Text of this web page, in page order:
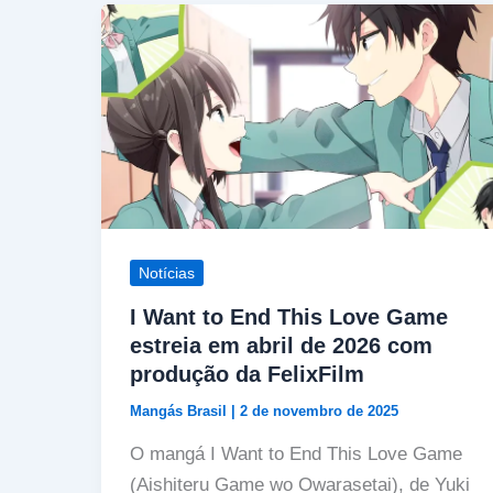
Notícias
I Want to End This Love Game
estreia em abril de 2026 com
produção da FelixFilm
Mangás Brasil 2 de novembro de 2025
O mangá I Want to End This Love Game
(Aishiteru Game wo Owarasetai), de Yuki